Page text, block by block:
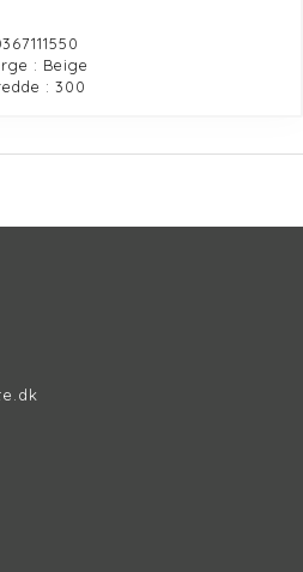
: Beige
: 300